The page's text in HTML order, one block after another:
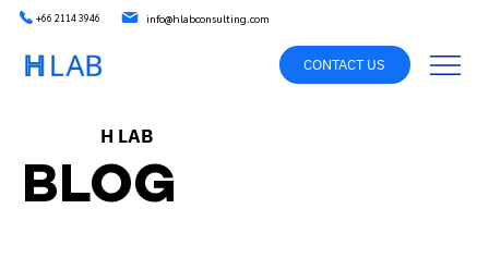
+66 2114 3946 info@hlabconsulting.com
CONTACT US
H LAB
BLOG